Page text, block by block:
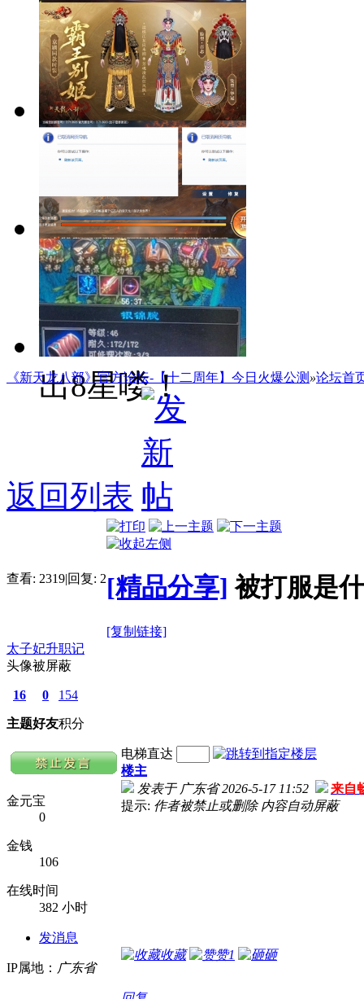
九州商会再不
盘出砸手里了
【稿件·更新】
2026七夕情人
节霸王别姬主
题
出现这种情况
怎么办呀！
出8星喽！
《新天龙八部》官方论坛-【十二周年】今日火爆公测 »论坛首
返回列表
查看: 2319|回复: 2[精品分享] 被打服是
[复制链接]
太子妃升职记
头像被屏蔽
16
主题
0
好友
154
积分
金元宝
0
金钱
106
在线时间
382 小时
发消息
IP属地： 广东省
电梯直达
楼主
发表于 广东省 2026-5-17 11:52
来自
提示: 作者被禁止或删除 内容自动屏蔽
收藏 赞1 砸